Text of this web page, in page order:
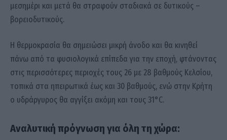
μεσημέρι και μετά θα στραφούν σταδιακά σε δυτικούς –
βορειοδυτικούς.
Η θερμοκρασία θα σημειώσει μικρή άνοδο και θα κινηθεί
πάνω από τα φυσιολογικά επίπεδα για την εποχή, φτάνοντας
στις περισσότερες περιοχές τους 26 με 28 βαθμούς Κελσίου,
τοπικά στα ηπειρωτικά έως και 30 βαθμούς, ενώ στην Κρήτη
ο υδράργυρος θα αγγίξει ακόμη και τους 31°C.
Αναλυτική πρόγνωση για όλη τη χώρα: